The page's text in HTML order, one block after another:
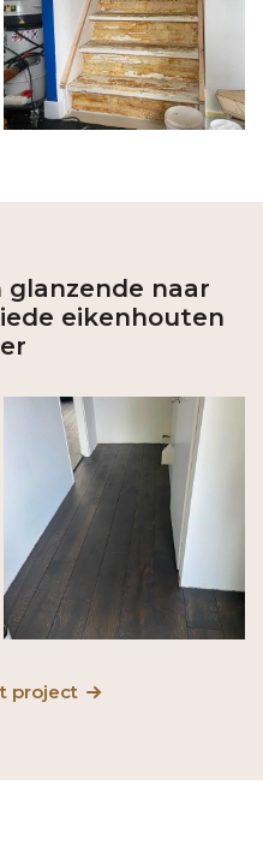
glanzende naar
eikenhouten
project